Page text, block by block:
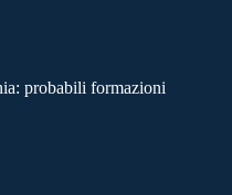
probabili formazioni